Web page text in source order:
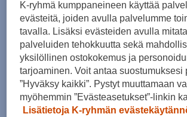
28 - 29 29 - 30 30 - 31 32 - 33 33 - 34
37 - 38
Kokotaulukko
Lisää ostoskoriin
K-ryhmä kumppaneineen käyttää
evästeitä, joiden avulla palvelumme
tavalla. Lisäksi evästeiden avulla
palveluiden tehokkuutta sekä
yksilöllinen ostokokemus ja
tarjoaminen. Voit antaa suostumuksesi
”Hyväksy kaikki”. Pystyt muuttamaan
myöhemmin ”Evästeasetukset”-linkin
Lisätietoja K-ryhmän